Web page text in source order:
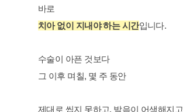
바로
치아 없이 지내야 하는 시간입니다.
수술이 아픈 것보다
그 이후 며칠, 몇 주 동안
제대로 씹지 못하고, 발음이 어색해지고